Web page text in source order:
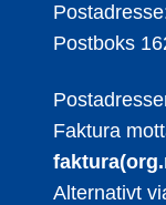
Postboks
Faktura
Alternativt